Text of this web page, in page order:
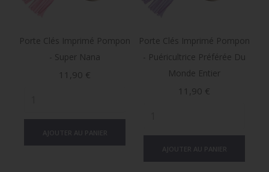
Porte Clés Imprimé Pompon
- Super Nana
Prix
11,90 €
Porte Clés Imprimé Pompon
- Puéricultrice Préférée Du
Monde Entier
Prix
11,90 €